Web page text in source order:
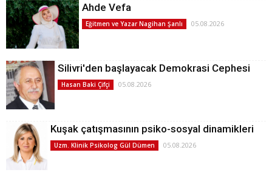
Ahde Vefa
Eğitmen ve Yazar Nagihan Şanlı 05.08.2026
Silivri'den başlayacak Demokrasi Cephesi
Hasan Baki Çifçi 05.08.2026
Kuşak çatışmasının psiko-sosyal dinamikleri
Uzm. Klinik Psikolog Gül Dümen 05.08.2026